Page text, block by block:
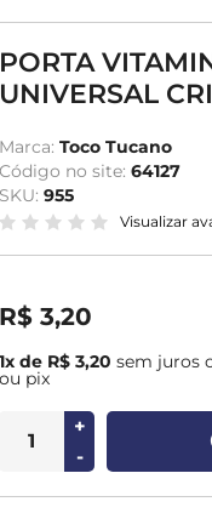
PORTA
UNIVERSAL
Marca: Toco Tucano
Código no site: 64127
SKU: 955
Visualizar
R$ 3,20
1x de R$ 3,20 sem juros
ou pix
+
-